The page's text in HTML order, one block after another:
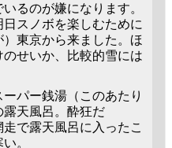
るのが嫌になります。
スノボを楽しむために
）東京から来ました。ほ
せいか、比較的雪には
パー銭湯（このあたり
天風呂。酔狂だ
走で露天風呂に入ったこ
。